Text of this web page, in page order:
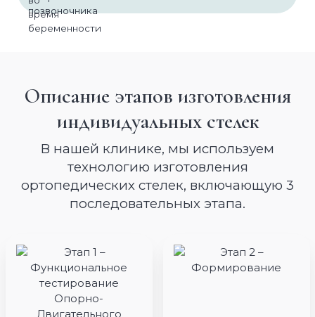
Биоревитализация
Карбокситерапия
Пилинг
Фракционная мезотерапия
Чистка кожи лица
Описание этапов изготовления
индивидуальных стелек
В нашей клинике, мы используем
технологию изготовления
ортопедических стелек, включающую 3
последовательных этапа.